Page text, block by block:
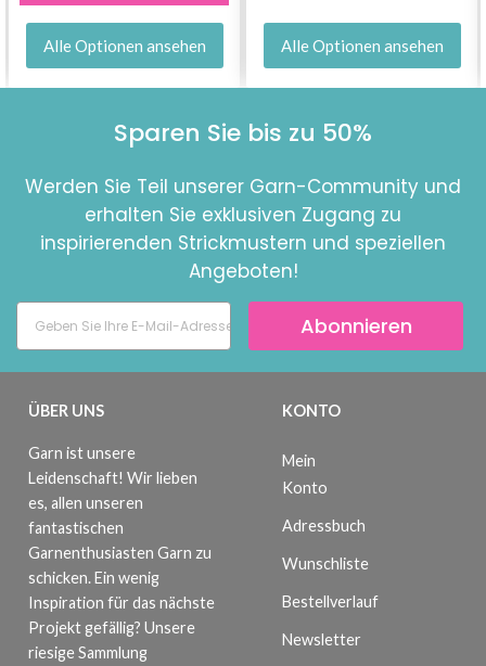
Alle Optionen ansehen Alle Optionen ansehen
Sparen Sie bis zu 50%
Werden Sie Teil unserer Garn-Community und
erhalten Sie exklusiven Zugang zu
inspirierenden Strickmustern und speziellen
Angeboten!
Abonnieren
ÜBER UNS
Garn ist unsere
Leidenschaft! Wir lieben
es, allen unseren
fantastischen
Garnenthusiasten Garn zu
schicken. Ein wenig
Inspiration für das nächste
Projekt gefällig? Unsere
riesige Sammlung
KONTO
Mein
Konto
Adressbuch
Wunschliste
Bestellverlauf
Newsletter